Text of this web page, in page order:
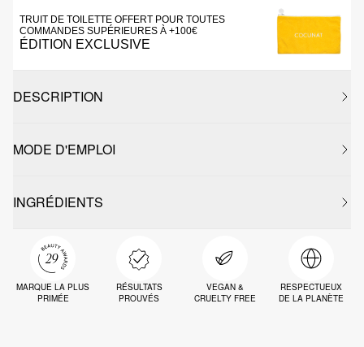
TRUIT DE TOILETTE OFFERT POUR TOUTES
COMMANDES SUPÉRIEURES À +100€
ÉDITION EXCLUSIVE
DESCRIPTION
MODE D'EMPLOI
INGRÉDIENTS
MARQUE LA PLUS
PRIMÉE
RÉSULTATS
PROUVÉS
VEGAN &
CRUELTY FREE
RESPECTUEUX
DE LA PLANÈTE